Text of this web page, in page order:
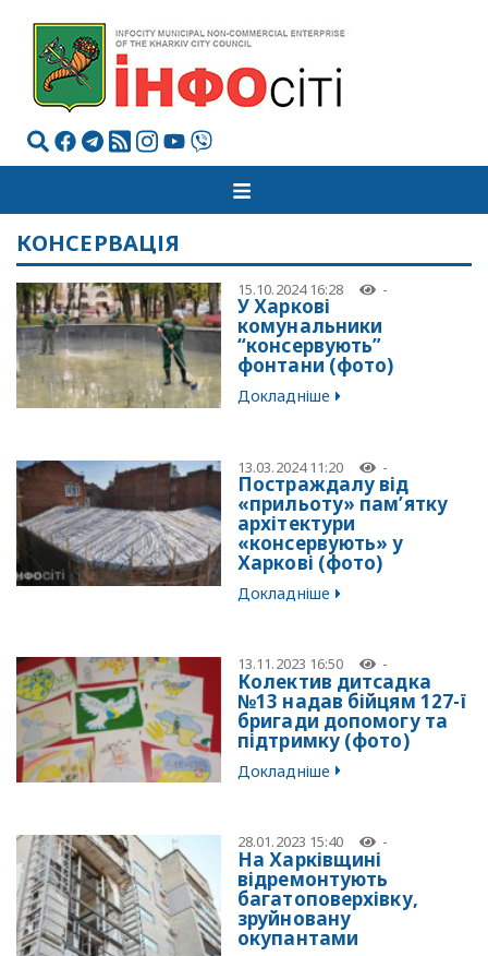
КОНСЕРВАЦІЯ
15.10.2024 16:28 -
У Харкові
комунальники
“консервують”
фонтани (фото)
Докладніше
13.03.2024 11:20 -
Постраждалу від
«прильоту» пам’ятку
архітектури
«консервують» у
Харкові (фото)
Докладніше
13.11.2023 16:50 -
Колектив дитсадка
№13 надав бійцям 127-ї
бригади допомогу та
підтримку (фото)
Докладніше
28.01.2023 15:40 -
На Харківщині
відремонтують
багатоповерхівку,
зруйновану
окупантами